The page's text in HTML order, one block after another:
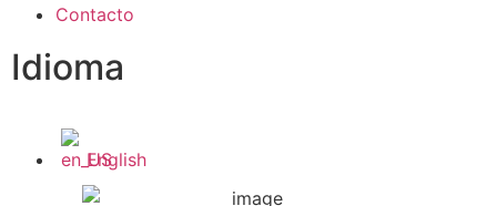
Contacto
Idioma
English